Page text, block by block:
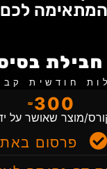
המתאימה לכם
חבילת
חודשית
₪ 300
מוצר שאושר על
פרסום